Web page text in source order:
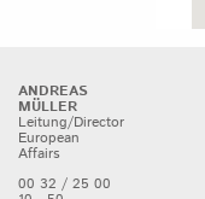
ANDREAS
MÜLLER
Leitung/Director
European
Affairs
00 32 / 25 00